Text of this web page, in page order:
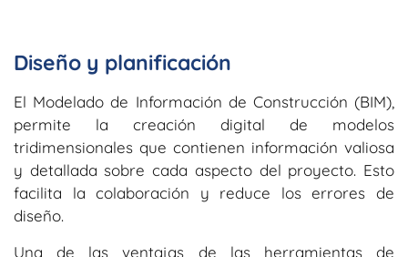
Diseño y planificación
El Modelado de Información de Construcción (BIM),
permite la creación digital de modelos
tridimensionales que contienen información valiosa
y detallada sobre cada aspecto del proyecto. Esto
facilita la colaboración y reduce los errores de
diseño.
Una de las ventajas de las herramientas de